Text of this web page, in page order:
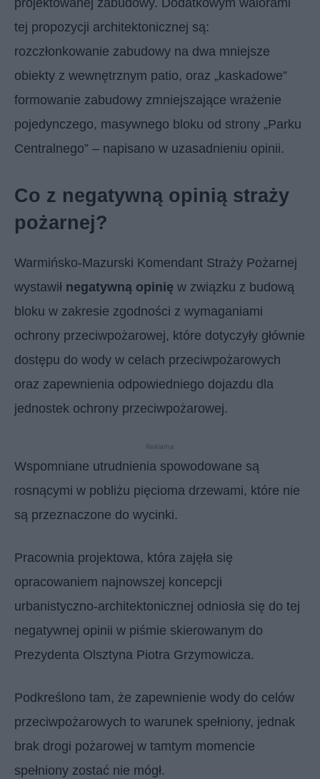
tej propozycji architektonicznej są:
rozczłonkowanie zabudowy na dwa mniejsze
obiekty z wewnętrznym patio, oraz „kaskadowe”
formowanie zabudowy zmniejszające wrażenie
pojedynczego, masywnego bloku od strony „Parku
Centralnego” – napisano w uzasadnieniu opinii.
Co z negatywną opinią straży
pożarnej?
Warmińsko-Mazurski Komendant Straży Pożarnej
wystawił negatywną opinię w związku z budową
bloku w zakresie zgodności z wymaganiami
ochrony przeciwpożarowej, które dotyczyły głównie
dostępu do wody w celach przeciwpożarowych
oraz zapewnienia odpowiedniego dojazdu dla
jednostek ochrony przeciwpożarowej.
Reklama
Wspomniane utrudnienia spowodowane są
rosnącymi w pobliżu pięcioma drzewami, które nie
są przeznaczone do wycinki.
Pracownia projektowa, która zajęła się
opracowaniem najnowszej koncepcji
urbanistyczno-architektonicznej odniosła się do tej
negatywnej opinii w piśmie skierowanym do
Prezydenta Olsztyna Piotra Grzymowicza.
Podkreślono tam, że zapewnienie wody do celów
przeciwpożarowych to warunek spełniony, jednak
brak drogi pożarowej w tamtym momencie
spełniony zostać nie mógł.